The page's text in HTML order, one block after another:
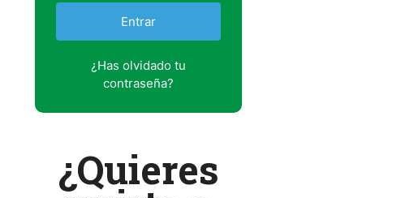
¿Has olvidado tu
contraseña?
¿Quieres